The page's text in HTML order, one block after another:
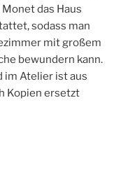
das Haus
sodass man
mit großem
bewundern kann.
im Atelier ist aus
Kopien ersetzt